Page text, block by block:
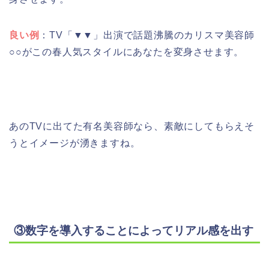
良い例 ：TV「▼▼」出演で話題沸騰のカリスマ美容師
○○がこの春人気スタイルにあなたを変身させます。
あのTVに出てた有名美容師なら、素敵にしてもらえそ
うとイメージが湧きますね。
③数字を導入することによってリアル感を出す